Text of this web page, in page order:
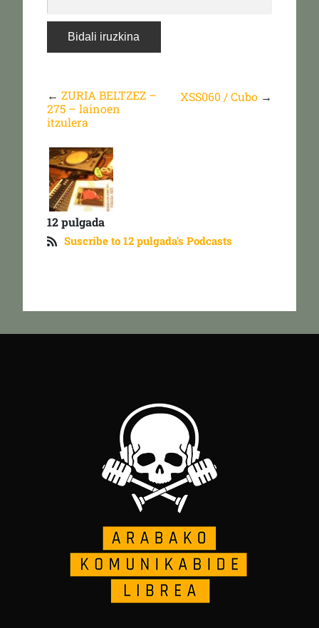
← ZURIA BELTZEZ –
275 – lainoen
itzulera
XSS060 / Cubo →
12 pulgada
Suscribe to 12 pulgada's Podcasts